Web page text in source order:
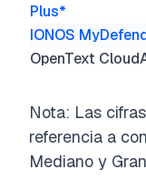
Plus*
IONOS
OpenText
Nota: Las
referencia a
Mediano y